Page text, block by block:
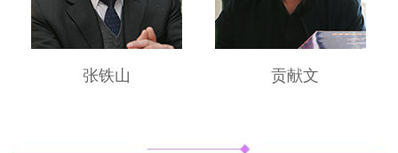
张铁山 贡献文